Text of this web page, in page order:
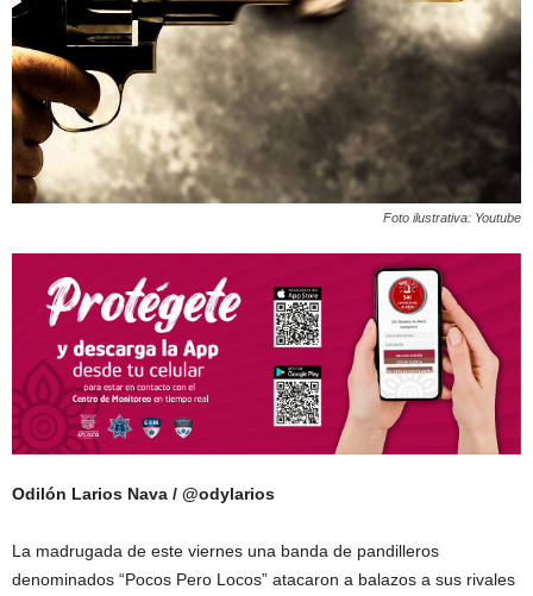
Foto ilustrativa: Youtube
Odilón Larios Nava / @odylarios
La madrugada de este viernes una banda de pandilleros
denominados “Pocos Pero Locos” atacaron a balazos a sus rivales